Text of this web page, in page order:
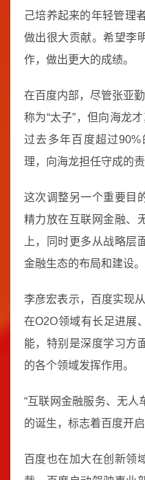
己培养起来的年轻管理
做出很大贡献。希望李
作，做出更大的成绩。
在百度内部，尽管张亚
称为“太子”，但向海龙
过去多年百度超过
理，向海龙担任守成的责
这次调整另一个重要目
精力放在互联网金融、
上，同时更多从战略层
金融生态的布局和建设。
李彦宏表示，百度实现
在O2O领域有长足进展
能，特别是深度学习方
的各个领域发挥作用。
“互联网金融服务、无
的诞生，标志着百度开
百度也在加大在创新领